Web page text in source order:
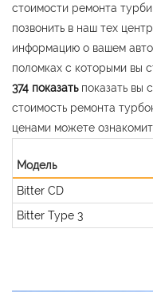
стоимости ремонта
позвонить в наш тех
информацию о вашем
поломках с которыми вы
374 показать показать вы
стоимость ремонта
ценами можете
Модель
Bitter CD
Bitter Type 3